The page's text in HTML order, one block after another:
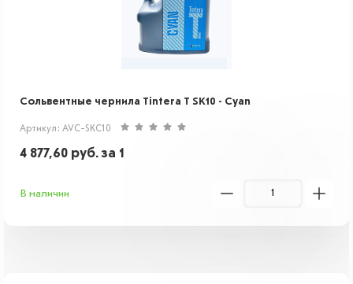
Cольвентные чернила Tintera T SK10 - Cyan
Артикул: AVC-SKC10
4 877,60 руб.за 1
В наличии